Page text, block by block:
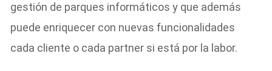
gestión de parques informáticos y que además
puede enriquecer con nuevas funcionalidades
cada cliente o cada partner si está por la labor.